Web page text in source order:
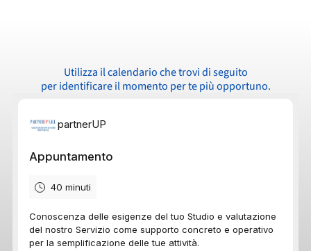
Utilizza il calendario che trovi di seguito
per identificare il momento per te più opportuno.